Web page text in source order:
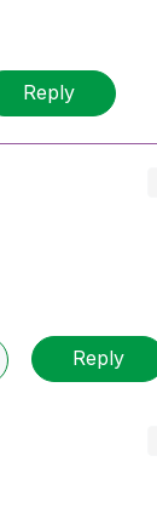
Reply
Reply